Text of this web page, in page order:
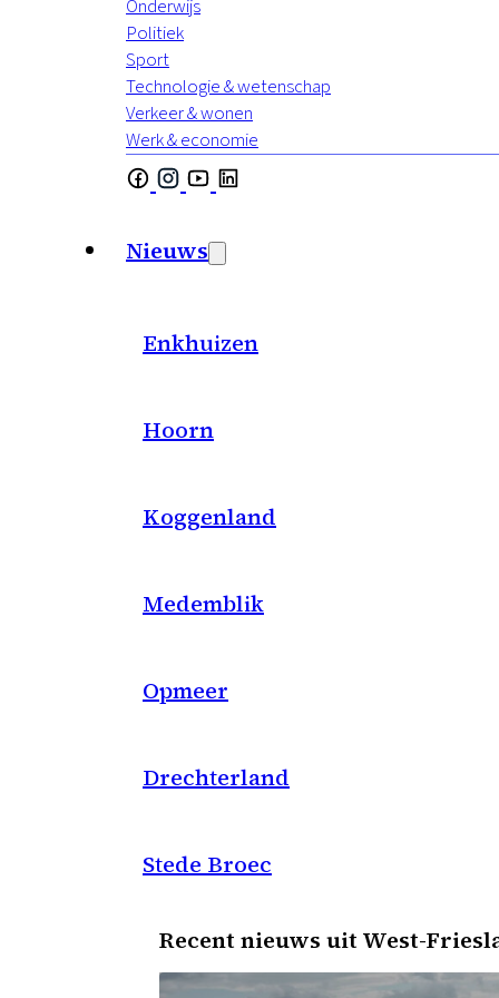
Onderwijs
Politiek
Sport
Technologie & wetenschap
Verkeer & wonen
Werk & economie
Nieuws
Enkhuizen
Hoorn
Koggenland
Medemblik
Opmeer
Drechterland
Stede Broec
Recent nieuws uit West-